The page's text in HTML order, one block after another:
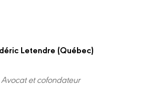
Letendre (Québec)
Avocat et cofondateur